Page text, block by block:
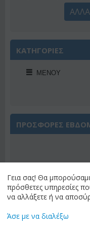
ΚΑΤΗΓΟΡΙΕΣ
ΜΕΝΟΎ
ΠΡΟΣΦΟΡΕΣ
Γεια σας! Θα
πρόσθετες υπηρεσίες
να αλλάξετε ή να
Άσε με να διαλέξω